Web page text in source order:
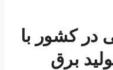
در کشور با
برق